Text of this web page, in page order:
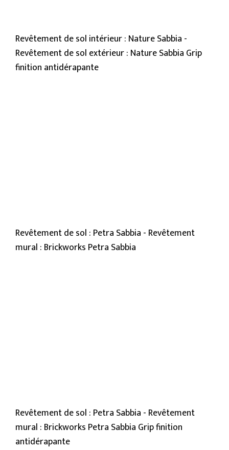
Revêtement de sol intérieur : Nature Sabbia -
Revêtement de sol extérieur : Nature Sabbia Grip
finition antidérapante
Revêtement de sol : Petra Sabbia - Revêtement
mural : Brickworks Petra Sabbia
Revêtement de sol : Petra Sabbia - Revêtement
mural : Brickworks Petra Sabbia Grip finition
antidérapante